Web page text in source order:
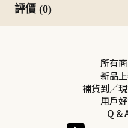
評價 (0)
所有
新品
補貨到／
用戶
Q &